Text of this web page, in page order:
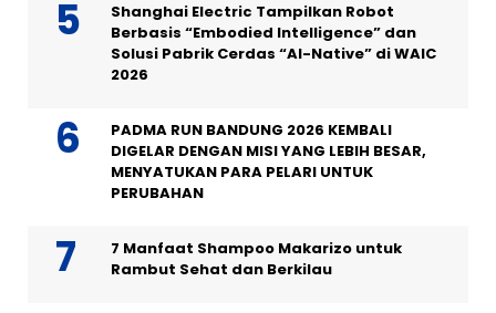
Shanghai Electric Tampilkan Robot
Berbasis “Embodied Intelligence” dan
Solusi Pabrik Cerdas “AI-Native” di WAIC
2026
PADMA RUN BANDUNG 2026 KEMBALI
DIGELAR DENGAN MISI YANG LEBIH BESAR,
MENYATUKAN PARA PELARI UNTUK
PERUBAHAN
7 Manfaat Shampoo Makarizo untuk
Rambut Sehat dan Berkilau